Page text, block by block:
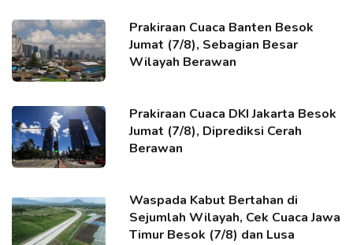
Prakiraan Cuaca Banten Besok
Jumat (7/8), Sebagian Besar
Wilayah Berawan
Prakiraan Cuaca DKI Jakarta Besok
Jumat (7/8), Diprediksi Cerah
Berawan
Waspada Kabut Bertahan di
Sejumlah Wilayah, Cek Cuaca Jawa
Timur Besok (7/8) dan Lusa